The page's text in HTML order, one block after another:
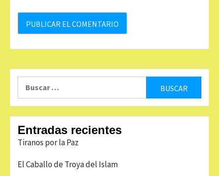
Entradas recientes
Tiranos por la Paz
El Caballo de Troya del Islam